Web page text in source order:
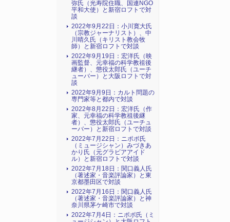
弥氏（光寿院住職、国連NGO
平和大使）と新宿ロフトで対
談
2022年9月22日：小川寛大氏
（宗教ジャーナリスト）、中
川晴久氏（キリスト教会牧
師）と新宿ロフトで対談
2022年9月19日：宏洋氏（映
画監督、元幸福の科学教祖後
継者）、懲役太郎氏（ユーチ
ューバー）と大阪ロフトで対
談
2022年9月9日：カルト問題の
専門家等と都内で対談
2022年8月22日：宏洋氏（作
家、元幸福の科学教祖後継
者）、懲役太郎氏（ユーチュ
ーバー）と新宿ロフトで対談
2022年7月22日：ニポポ氏
（ミュージシャン）みづきあ
かり氏（元グラビアアイド
ル）と新宿ロフトで対談
2022年7月18日：関口義人氏
（著述家・音楽評論家）と東
京都墨田区で対談
2022年7月16日：関口義人氏
（著述家・音楽評論家）と神
奈川県茅ケ崎市で対談
2022年7月4日：ニポポ氏（ミ